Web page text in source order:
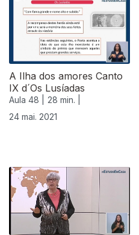
A Ilha dos amores Canto
IX d´Os Lusíadas
Aula 48 |
28 min. |
24 mai. 2021